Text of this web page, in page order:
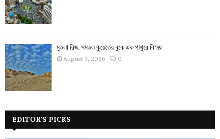
মুতলা রিজ: সমতল কুয়েতের বুকে এক পাথুরে বিস্ময়
August 3, 2026 0
EDITOR'S PICKS